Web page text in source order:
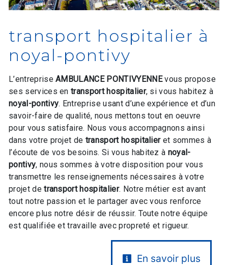
transport hospitalier à
noyal-pontivy
L’entrepriseAMBULANCE PONTIVYENNEvous propose
ses services entransport hospitalier, si vous habitez à
noyal-pontivy. Entreprise usant d’une expérience et d’un
savoir-faire de qualité, nous mettons tout en oeuvre
pour vous satisfaire. Nous vous accompagnons ainsi
dans votre projet de transport hospitalieret sommes à
l’écoute de vos besoins. Si vous habitez à noyal-
pontivy, nous sommes à votre disposition pour vous
transmettre les renseignements nécessaires à votre
projet detransport hospitalier. Notre métier est avant
tout notre passion et le partager avec vous renforce
encore plus notre désir de réussir. Toute notre équipe
est qualifiée et travaille avec propreté et rigueur.
En savoir plus